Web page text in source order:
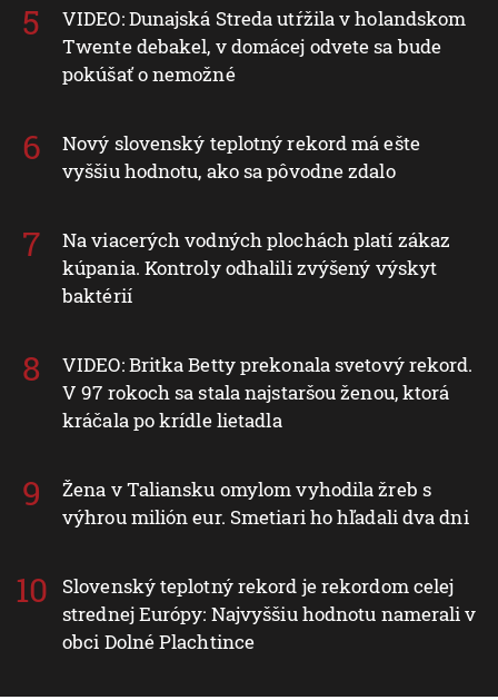
VIDEO: Dunajská Streda utŕžila v holandskom
Twente debakel, v domácej odvete sa bude
pokúšať o nemožné
Nový slovenský teplotný rekord má ešte
vyššiu hodnotu, ako sa pôvodne zdalo
Na viacerých vodných plochách platí zákaz
kúpania. Kontroly odhalili zvýšený výskyt
baktérií
VIDEO: Britka Betty prekonala svetový rekord.
V 97 rokoch sa stala najstaršou ženou, ktorá
kráčala po krídle lietadla
Žena v Taliansku omylom vyhodila žreb s
výhrou milión eur. Smetiari ho hľadali dva dni
Slovenský teplotný rekord je rekordom celej
strednej Európy: Najvyššiu hodnotu namerali v
obci Dolné Plachtince